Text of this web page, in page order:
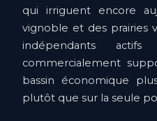
qui irriguent encore
vignoble et des prairies
indépendants
commercialement
bassin économique
plutôt que sur la seule